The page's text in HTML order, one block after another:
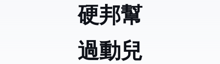
硬邦幫
過動兒